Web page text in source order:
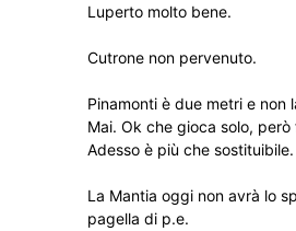
Luperto molto bene.
Cutrone non pervenuto.
Pinamonti è due metri e non
Mai. Ok che gioca solo,
Adesso è più che sostituibile.
La Mantia oggi non avrà lo
pagella di p.e.